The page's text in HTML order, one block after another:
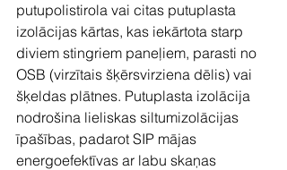
putupolistirola vai citas putuplasta
izolācijas kārtas, kas iekārtota starp
diviem stingriem paneļiem, parasti no
OSB (virzītais šķērsvirziena dēlis) vai
šķeldas plātnes. Putuplasta izolācija
nodrošina lieliskas siltumizolācijas
īpašības, padarot SIP mājas
energoefektīvas ar labu skaņas